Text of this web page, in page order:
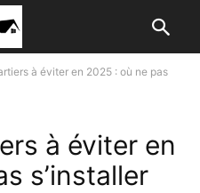
à éviter en 2025 : où ne pas
à éviter en
s’installer